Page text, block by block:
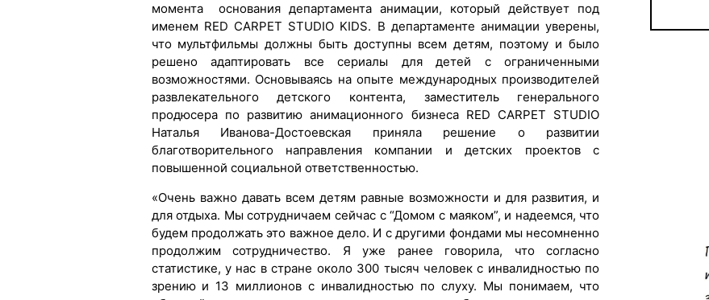
момента основания департамента анимации, который действует под
именем RED CARPET STUDIO KIDS. В департаменте анимации уверены,
что мультфильмы должны быть доступны всем детям, поэтому и было
решено адаптировать все сериалы для детей с ограниченными
возможностями. Основываясь на опыте международных производителей
развлекательного детского контента, заместитель генерального
продюсера по развитию анимационного бизнеса RED CARPET STUDIO
Наталья Иванова-Достоевская приняла решение о развитии
благотворительного направления компании и детских проектов с
повышенной социальной ответственностью.
«Очень важно давать всем детям равные возможности и для развития, и
для отдыха. Мы сотрудничаем сейчас с “Домом с маяком”, и надеемся, что
будем продолжать это важное дело. И с другими фондами мы несомненно
продолжим сотрудничество. Я уже ранее говорила, что согласно
статистике, у нас в стране около 300 тысяч человек с инвалидностью по
зрению и 13 миллионов с инвалидностью по слуху. Мы понимаем, что